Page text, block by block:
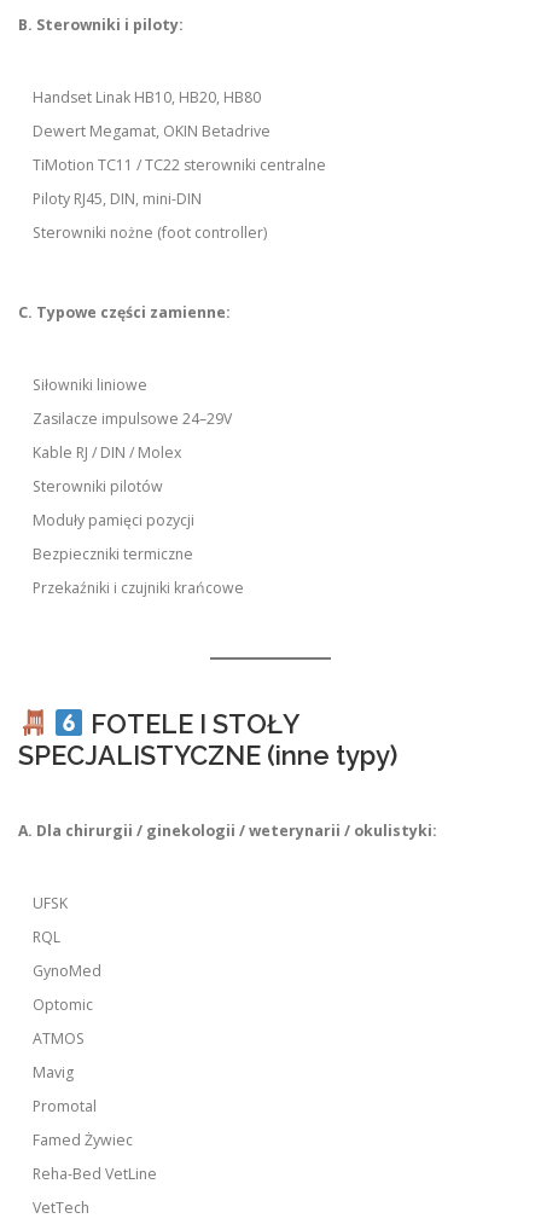
B. Sterowniki i piloty:
Handset Linak HB10, HB20, HB80
Dewert Megamat, OKIN Betadrive
TiMotion TC11 / TC22 sterowniki centralne
Piloty RJ45, DIN, mini-DIN
Sterowniki nożne (foot controller)
C. Typowe części zamienne:
Siłowniki liniowe
Zasilacze impulsowe 24–29V
Kable RJ / DIN / Molex
Sterowniki pilotów
Moduły pamięci pozycji
Bezpieczniki termiczne
Przekaźniki i czujniki krańcowe
FOTELE I STOŁY
SPECJALISTYCZNE (inne typy)
A. Dla chirurgii / ginekologii / weterynarii / okulistyki:
UFSK
RQL
GynoMed
Optomic
ATMOS
Mavig
Promotal
Famed Żywiec
Reha-Bed VetLine
VetTech